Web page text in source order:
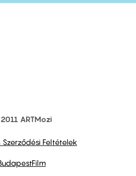
ARTMozi
Feltételek